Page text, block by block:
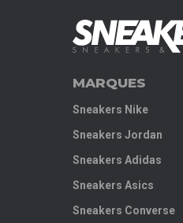
MARQUES
Sneakers Nike
Sneakers Jordan
Sneakers Adidas
Sneakers Asics
Sneakers Converse